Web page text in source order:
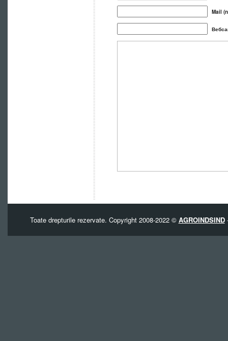
Mail
Toate drepturile rezervate. Copyright 2008-2022 © AGROINDSIND